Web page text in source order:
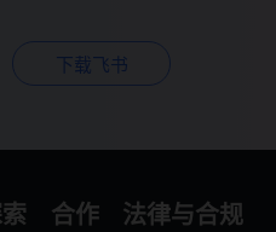
下载飞书
合作
法律与合规